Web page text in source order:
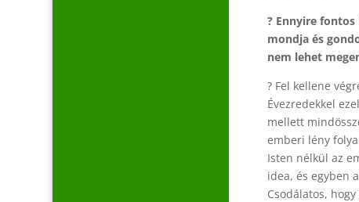
? Ennyire
mondja és
nem lehet
? Fel kellene
Évezredekkel
mellett
emberi lény
Isten nélkül az
idea, és egyben
Csodálatos,